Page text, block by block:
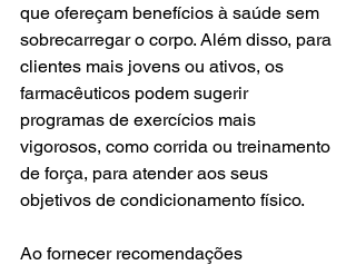
que ofereçam benefícios à saúde sem
sobrecarregar o corpo. Além disso, para
clientes mais jovens ou ativos, os
farmacêuticos podem sugerir
programas de exercícios mais
vigorosos, como corrida ou treinamento
de força, para atender aos seus
objetivos de condicionamento físico.
Ao fornecer recomendações